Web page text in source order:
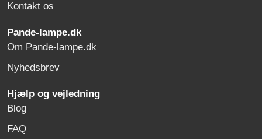
Kontakt os
Pande-lampe.dk
Om Pande-lampe.dk
Nyhedsbrev
Hjælp og vejledning
Blog
FAQ